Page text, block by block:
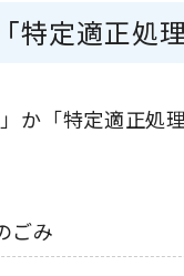
特定適正処
か「特定適正処
ごみ